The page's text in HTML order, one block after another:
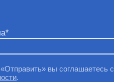
вы соглашаетесь с
.